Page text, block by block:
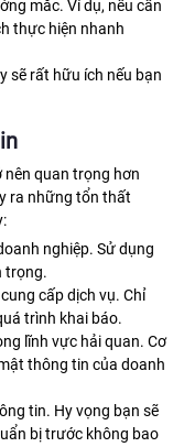
mắc. Ví dụ, nếu cần
thực hiện nhanh
sẽ rất hữu ích nếu bạn
quan trọng hơn
ra những tổn thất
nghiệp. Sử dụng
trọng.
cấp dịch vụ. Chỉ
trình khai báo.
lĩnh vực hải quan. Cơ
thông tin của doanh
tin. Hy vọng bạn sẽ
bị trước không bao